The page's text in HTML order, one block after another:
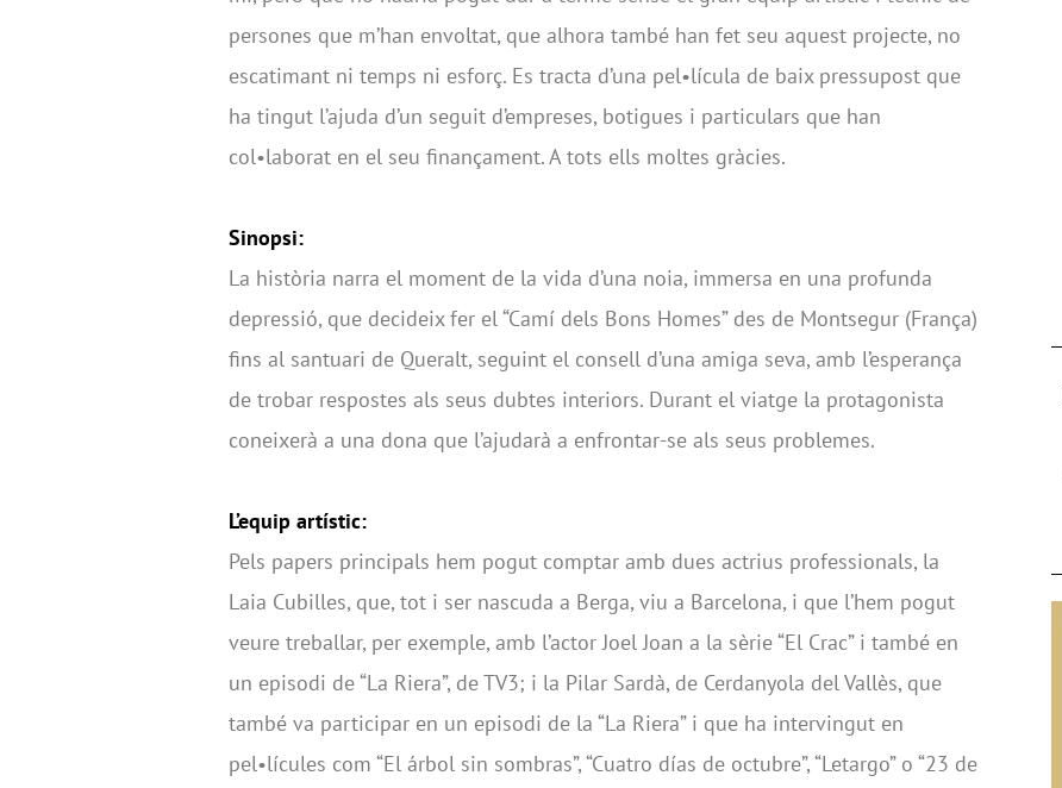
persones que m’han envoltat, que alhora també han fet seu aquest projecte, no
escatimant ni temps ni esforç. Es tracta d’una pel•lícula de baix pressupost que
ha tingut l’ajuda d’un seguit d’empreses, botigues i particulars que han
col•laborat en el seu finançament. A tots ells moltes gràcies.
Sinopsi:
La història narra el moment de la vida d’una noia, immersa en una profunda
depressió, que decideix fer el “Camí dels Bons Homes” des de Montsegur (França)
fins al santuari de Queralt, seguint el consell d’una amiga seva, amb l’esperança
de trobar respostes als seus dubtes interiors. Durant el viatge la protagonista
coneixerà a una dona que l’ajudarà a enfrontar-se als seus problemes.
L’equip artístic:
Pels papers principals hem pogut comptar amb dues actrius professionals, la
Laia Cubilles, que, tot i ser nascuda a Berga, viu a Barcelona, i que l’hem pogut
veure treballar, per exemple, amb l’actor Joel Joan a la sèrie “El Crac” i també en
un episodi de “La Riera”, de TV3; i la Pilar Sardà, de Cerdanyola del Vallès, que
també va participar en un episodi de la “La Riera” i que ha intervingut en
pel•lícules com “El árbol sin sombras”, “Cuatro días de octubre”, “Letargo” o “23 de